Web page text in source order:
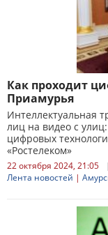
Как проходит
Приамурья
Интеллектуальная
лиц на видео с
цифровых
«Ростелеком»
22 октября 2024, 21:05
Лента новостей |